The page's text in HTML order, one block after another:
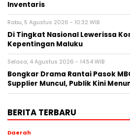
Inventaris
Rabu, 5 Agustus 2026 - 10:32 WIB
Di Tingkat Nasional Lewerissa
Kepentingan Maluku
Selasa, 4 Agustus 2026 - 14:54 WIB
Bongkar Drama Rantai Pasok
Supplier Muncul, Publik Kini
BERITA TERBARU
Daerah